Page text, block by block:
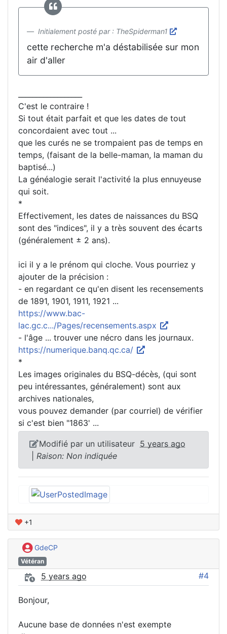
Initialement posté par : TheSpiderman1
cette recherche m'a déstabilisée sur mon
air d'aller
C'est le contraire !
Si tout était parfait et que les dates de tout
concordaient avec tout ...
que les curés ne se trompaient pas de temps en
temps, (faisant de la belle-maman, la maman du
baptisé...)
La généalogie serait l'activité la plus ennuyeuse
qui soit.
*
Effectivement, les dates de naissances du BSQ
sont des "indices", il y a très souvent des écarts
(généralement ± 2 ans).
ici il y a le prénom qui cloche. Vous pourriez y
ajouter de la précision :
- en regardant ce qu'en disent les recensements
de 1891, 1901, 1911, 1921 ...
https://www.bac-
lac.gc.c.../Pages/recensements.aspx
- l'âge ... trouver une nécro dans les journaux.
https://numerique.banq.qc.ca/
*
Les images originales du BSQ-décès, (qui sont
peu intéressantes, généralement) sont aux
archives nationales,
vous pouvez demander (par courriel) de vérifier
si c'est bien "1863' ...
Modifié par un utilisateur 5 years ago
Raison: Non indiquée
+1
GdeCP
Vétéran
5 years ago #4
Bonjour,
Aucune base de données n'est exempte